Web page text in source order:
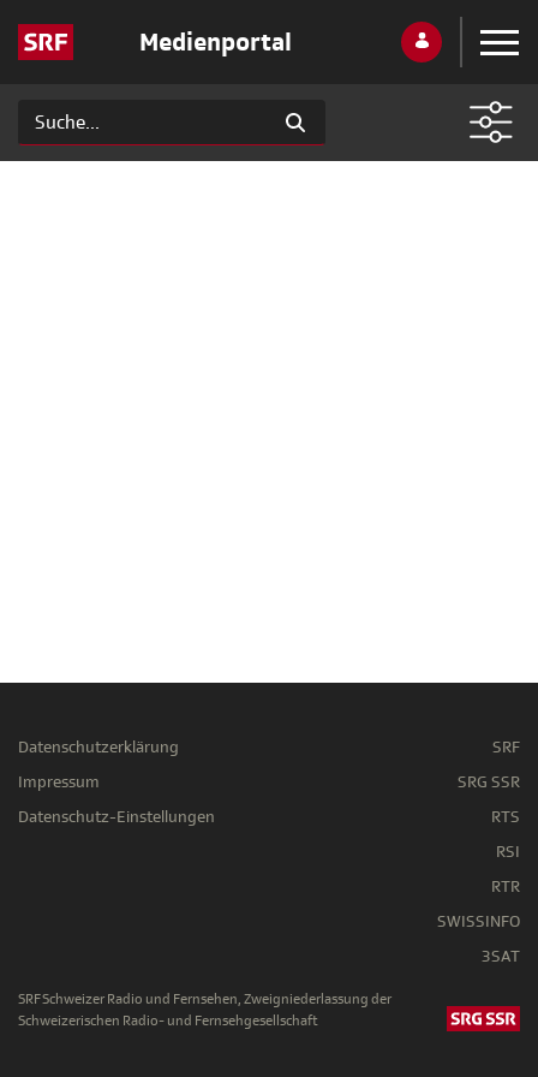
Medienportal
Datenschutzerklärung
Impressum
Datenschutz-Einstellungen
SRF
SRG SSR
RTS
RSI
RTR
SWISSINFO
3SAT
SRF Schweizer Radio und Fernsehen, Zweigniederlassung der
Schweizerischen Radio- und Fernsehgesellschaft